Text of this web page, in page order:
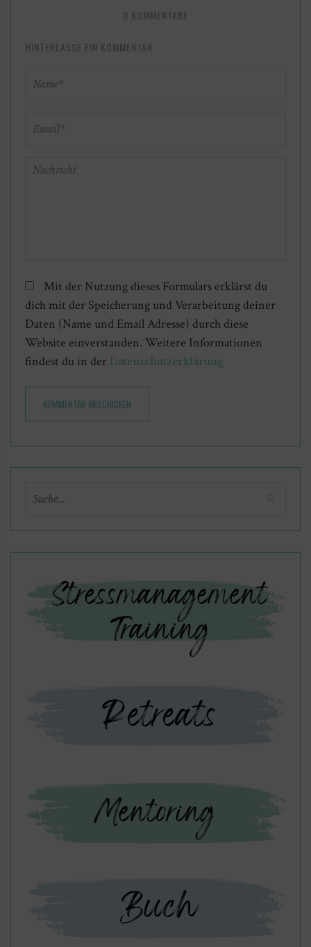
0 KOMMENTARE
HINTERLASSE EIN KOMMENTAR
Mit der Nutzung dieses Formulars erklärst du
dich mit der Speicherung und Verarbeitung deiner
Daten (Name und Email Adresse) durch diese
Website einverstanden. Weitere Informationen
findest du in der Datenschutzerklärung
KOMMENTAR ABSCHICKEN